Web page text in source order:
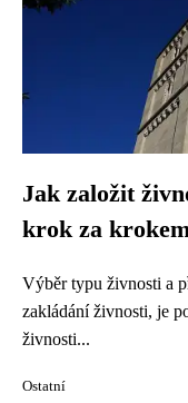
Jak založit
krok za
Výběr typu živnosti a
zakládání živnosti, je
živnosti...
Ostatní